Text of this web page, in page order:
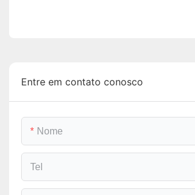
Entre em contato conosco
Nome
Tel